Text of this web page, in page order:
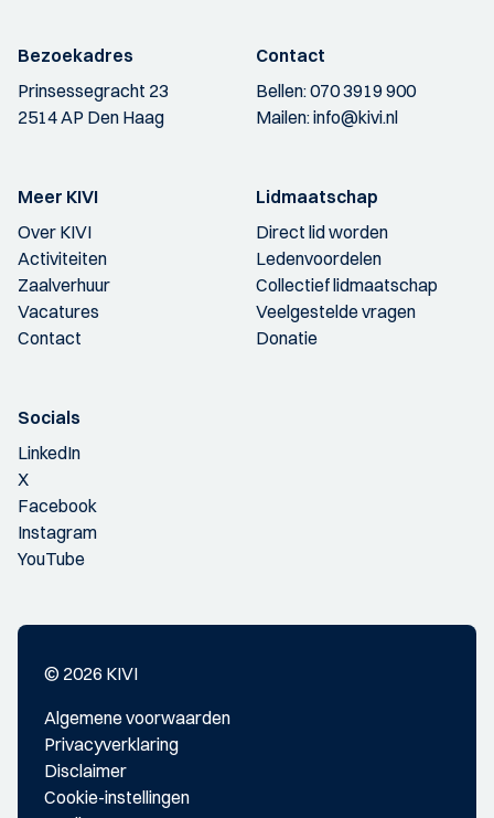
Bezoekadres
Prinsessegracht 23
2514 AP Den Haag
Contact
Bellen:070 3919 900
Mailen:info@kivi.nl
Meer KIVI
Over KIVI
Activiteiten
Zaalverhuur
Vacatures
Contact
Lidmaatschap
Direct lid worden
Ledenvoordelen
Collectief lidmaatschap
Veelgestelde vragen
Donatie
Socials
LinkedIn
X
Facebook
Instagram
YouTube
© 2026 KIVI
Algemene voorwaarden
Privacyverklaring
Disclaimer
Cookie-instellingen